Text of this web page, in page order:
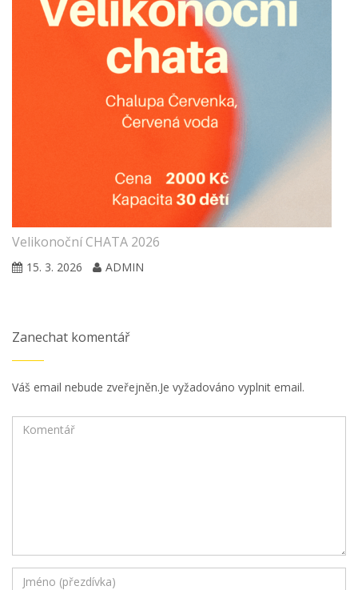
Velikonoční CHATA 2026
15. 3. 2026 ADMIN
Zanechat komentář
Váš email nebude zveřejněn.Je vyžadováno vyplnit email.